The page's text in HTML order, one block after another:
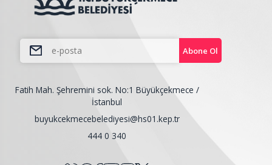
Abone Ol
Fatih Mah. Şehremini sok. No:1 Büyükçekmece /
İstanbul
buyukcekmecebelediyesi@hs01.kep.tr
444 0 340